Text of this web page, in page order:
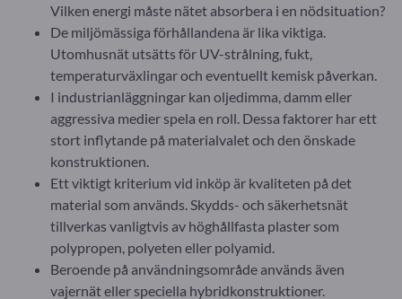
Vilken energi måste nätet absorbera i en nödsituation?
De miljömässiga förhållandena är lika viktiga.
Utomhusnät utsätts för UV-strålning, fukt,
temperaturväxlingar och eventuellt kemisk påverkan.
I industrianläggningar kan oljedimma, damm eller
aggressiva medier spela en roll. Dessa faktorer har ett
stort inflytande på materialvalet och den önskade
konstruktionen.
Ett viktigt kriterium vid inköp är kvaliteten på det
material som används. Skydds- och säkerhetsnät
tillverkas vanligtvis av höghållfasta plaster som
polypropen, polyeten eller polyamid.
Beroende på användningsområde används även
vajernät eller speciella hybridkonstruktioner.